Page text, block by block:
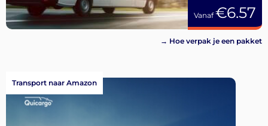
Vanaf€6.57
→ Hoe verpak je een pakket
Transport naar Amazon